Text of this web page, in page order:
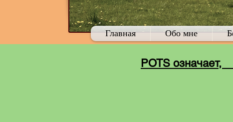
Главная Обо мне
POTS